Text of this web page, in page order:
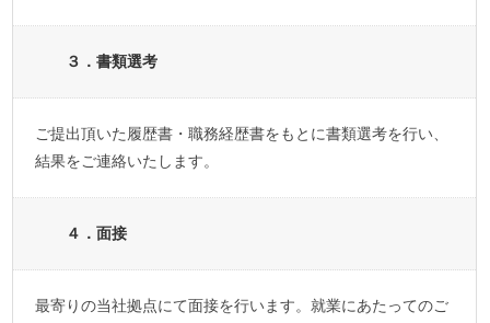
３．書類選考
ご提出頂いた履歴書・職務経歴書をもとに書類選考を行い、
結果をご連絡いたします。
４．面接
最寄りの当社拠点にて面接を行います。就業にあたってのご